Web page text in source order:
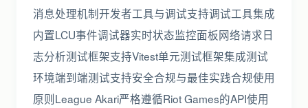
消息处理机制开发者工具与调试支持调试工具集成
内置LCU事件调试器实时状态监控面板网络请求日
志分析测试框架支持Vitest单元测试框架集成测试
环境端到端测试支持安全合规与最佳实践合规使用
原则League Akari严格遵循Riot Games的API使用